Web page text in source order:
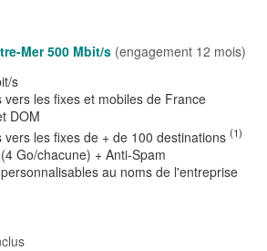
Mer 500 Mbit/s (engagement 12 mois)
s
vers les fixes et mobiles de France
DOM
vers les fixes de + de 100 destinations (1)
Go/chacune) + Anti-Spam
au noms de l'entreprise